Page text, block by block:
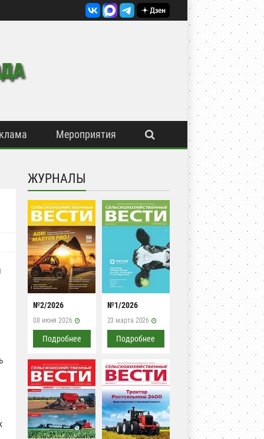
Мероприятия
ЖУРНАЛЫ
№2/2026
08 июня 2026
Подробнее
№1/2026
23 марта 2026
Подробнее